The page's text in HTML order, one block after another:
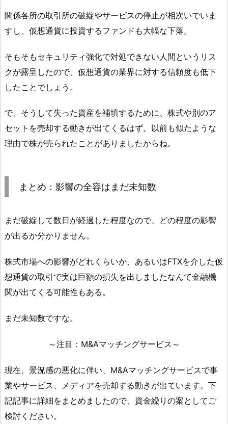
関係各所の取引所の破綻やサービスの停止が相次いでいま
すし、仮想通貨に投資するファンドも大幅な下落。
そもそもセキュリティ強化で対処できない人間というリス
クが露呈したので、仮想通貨の業界に対する信頼度も低下
したことでしょう。
で、そうして失った資産を補填するために、株式や別のア
セットを売却する動きが出てくるはず。以前も似たような
理由で株が売られたことがありましたからね。
まとめ：影響の全容はまだ未知数
まだ破綻して数日が経過した程度なので、どの程度の影響
が出るか分かりません。
株式市場への影響がどれくらいか、あるいはFTXを介した仮
想通貨の取引で実は巨額の損失を出しましたなんて金融機
関が出てくる可能性もある。
まだ未知数ですな。
～注目：M&Aマッチングサービス～
現在、景況感の悪化に伴い、M&Aマッチングサービスで事
業やサービス、メディアを売却する動きが出ています。下
記記事に詳細をまとめましたので、資金繰りの案としてご
検討ください。